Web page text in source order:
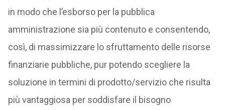
in modo che l’esborso per la pubblica
amministrazione sia più contenuto e consentendo,
così, di massimizzare lo sfruttamento delle risorse
finanziarie pubbliche, pur potendo scegliere la
soluzione in termini di prodotto/servizio che risulta
più vantaggiosa per soddisfare il bisogno